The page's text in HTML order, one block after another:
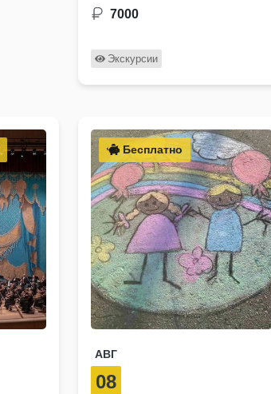
путешествий. Зачем грустить
7000
Экскурсии
Бесплатно
АВГ
08